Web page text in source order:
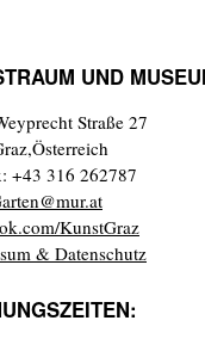
UND
Straße 27
+43 316 262787
KunstGraz
& Datenschutz